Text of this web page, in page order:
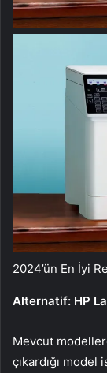
2024’ün En İyi
Alternatif: HP
Mevcut
çıkardığı